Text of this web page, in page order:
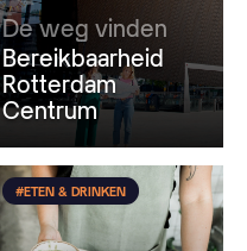
De weg vinden
Bereikbaarheid
Rotterdam
Centrum
#ETEN & DRINKEN